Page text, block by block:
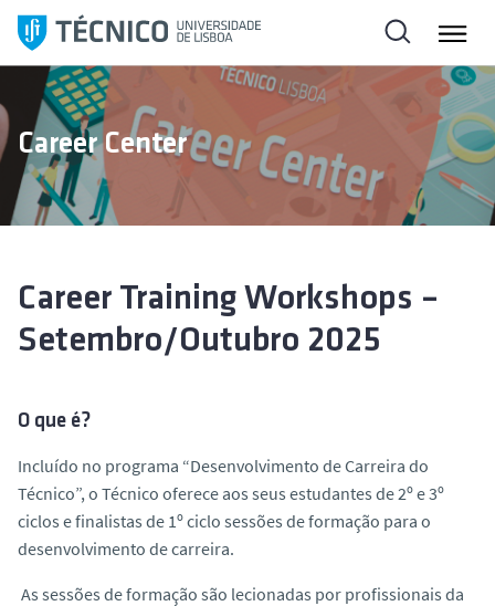
l
r
Career Center
Career Training Workshops –
Setembro/Outubro 2025
O que é?
Incluído no programa “Desenvolvimento de Carreira do
Técnico”, o Técnico oferece aos seus estudantes de 2º e 3º
ciclos e finalistas de 1º ciclo sessões de formação para o
desenvolvimento de carreira.
As sessões de formação são lecionadas por profissionais da